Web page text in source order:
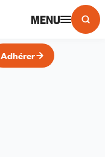
MENU
Adhérer